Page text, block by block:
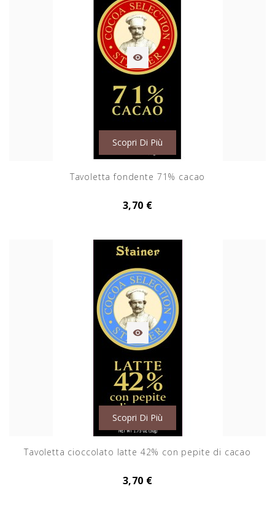

Scopri Di Più
Tavoletta fondente 71% cacao
3,70 €

Scopri Di Più
Tavoletta cioccolato latte 42% con pepite di cacao
3,70 €